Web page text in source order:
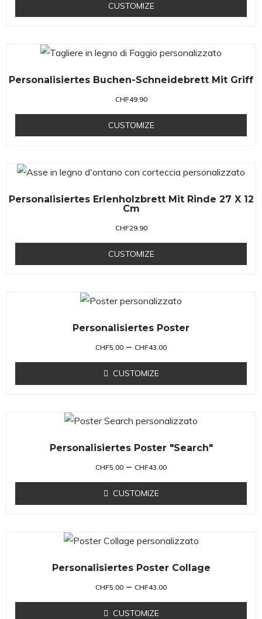
CUSTOMIZE
Personalisiertes Buchen-Schneidebrett Mit Griff
CHF49.90
CUSTOMIZE
Personalisiertes Erlenholzbrett Mit Rinde 27 X 12
Cm
CHF29.90
CUSTOMIZE
Personalisiertes Poster
CHF5.00 – CHF43.00
CUSTOMIZE
Personalisiertes Poster "Search"
CHF5.00 – CHF43.00
CUSTOMIZE
Personalisiertes Poster Collage
CHF5.00 – CHF43.00
CUSTOMIZE